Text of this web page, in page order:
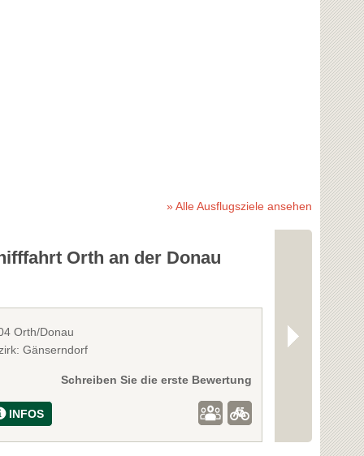
» Alle Ausflugsziele ansehen
Orth an der Donau
Orth/Donau
Gänserndorf
Schreiben Sie die erste Bewertung
INFOS
2230
Bezirk:
INFOS